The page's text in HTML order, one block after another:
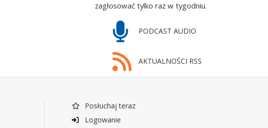
zagłosować tylko raz w tygodniu.
PODCAST AUDIO
AKTUALNOŚCI RSS
Posłuchaj teraz
Logowanie